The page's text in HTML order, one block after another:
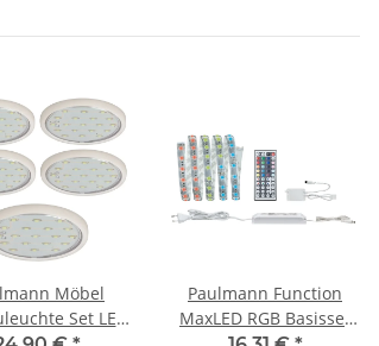
Möbel
Set LED
Paulmann Function
MaxLED RGB Basisset